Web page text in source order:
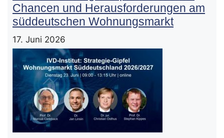
Chancen und Herausforderungen am
süddeutschen Wohnungsmarkt
17. Juni 2026